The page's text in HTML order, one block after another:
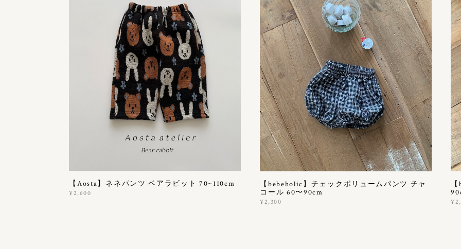
【Aosta】ネネパンツ ベアラビット 70~110cm
¥2,600
【bebeholic】チェックボリュームパンツ チャ
コール 60〜90cm
¥2,300